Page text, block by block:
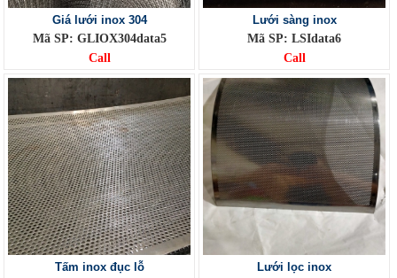
Giá lưới inox 304
Mã SP: GLIOX304data5
Call
Lưới sàng inox
Mã SP: LSIdata6
Call
Tấm inox đục lỗ
Lưới lọc inox